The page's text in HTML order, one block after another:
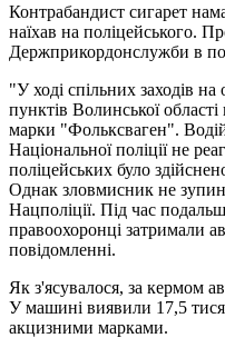
Контрабандист сигарет
наїхав на поліцейського.
Держприкордонслужби в
"У ході спільних заходів
пунктів Волинської
марки "Фольксваген".
Національної поліції не
поліцейських було
Однак зловмисник не
Нацполіції. Під час
правоохоронці затримали
повідомленні.
Як з'ясувалося, за кермом
У машині виявили 17,5
акцизними марками.